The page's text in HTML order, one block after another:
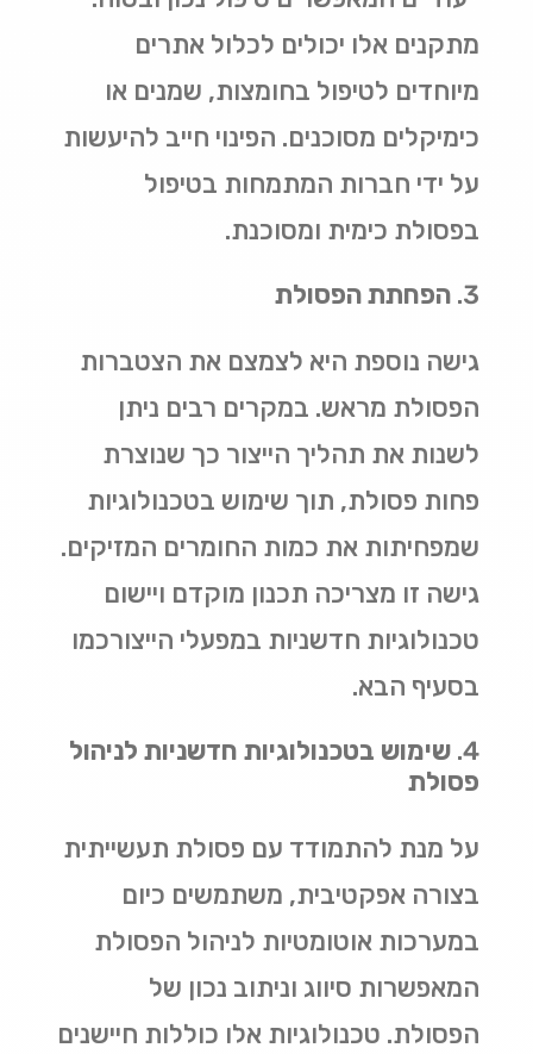
מתקנים אלו יכולים לכלול אתרים
מיוחדים לטיפול בחומצות, שמנים או
כימיקלים מסוכנים. הפינוי חייב להיעשות
על ידי חברות המתמחות בטיפול
בפסולת כימית ומסוכנת.
הפחתת הפסולת
גישה נוספת היא לצמצם את הצטברות
הפסולת מראש. במקרים רבים ניתן
לשנות את תהליך הייצור כך שנוצרת
פחות פסולת, תוך שימוש בטכנולוגיות
שמפחיתות את כמות החומרים המזיקים.
גישה זו מצריכה תכנון מוקדם ויישום
טכנולוגיות חדשניות במפעלי הייצורכמו
בסעיף הבא.
שימוש בטכנולוגיות חדשניות לניהול
פסולת
על מנת להתמודד עם פסולת תעשייתית
בצורה אפקטיבית, משתמשים כיום
במערכות אוטומטיות לניהול הפסולת
המאפשרות סיווג וניתוב נכון של
הפסולת. טכנולוגיות אלו כוללות חיישנים